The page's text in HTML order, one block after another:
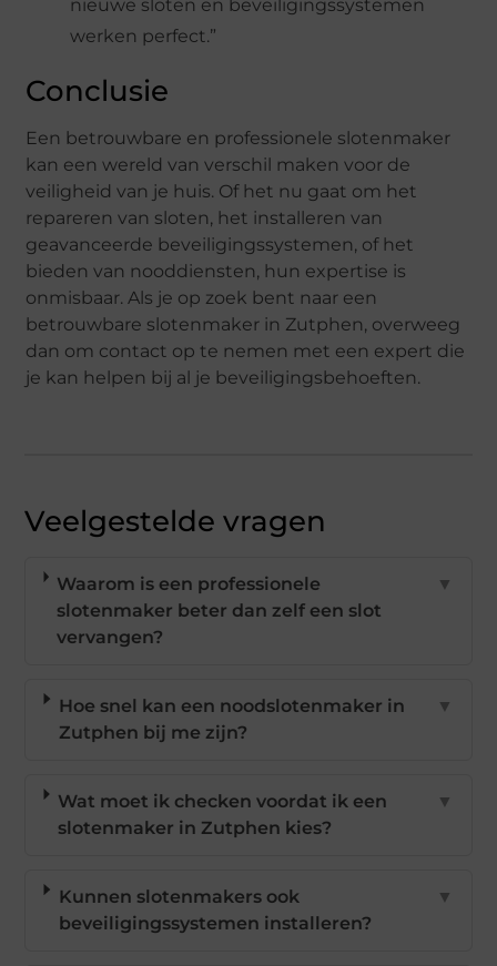
nieuwe sloten en beveiligingssystemen
werken perfect.”
Conclusie
Een betrouwbare en professionele slotenmaker
kan een wereld van verschil maken voor de
veiligheid van je huis. Of het nu gaat om het
repareren van sloten, het installeren van
geavanceerde beveiligingssystemen, of het
bieden van nooddiensten, hun expertise is
onmisbaar. Als je op zoek bent naar een
betrouwbare slotenmaker in Zutphen, overweeg
dan om contact op te nemen met een expert die
je kan helpen bij al je beveiligingsbehoeften.
Veelgestelde vragen
Waarom is een professionele
slotenmaker beter dan zelf een slot
vervangen?
▼
Hoe snel kan een noodslotenmaker in
Zutphen bij me zijn?
▼
Wat moet ik checken voordat ik een
slotenmaker in Zutphen kies?
▼
Kunnen slotenmakers ook
beveiligingssystemen installeren?
▼